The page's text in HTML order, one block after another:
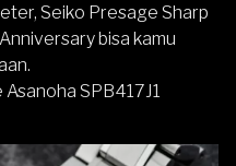
Seiko Presage Sharp
bisa kamu
SPB417J1